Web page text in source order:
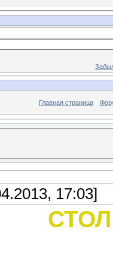
Главная страница
17:03]